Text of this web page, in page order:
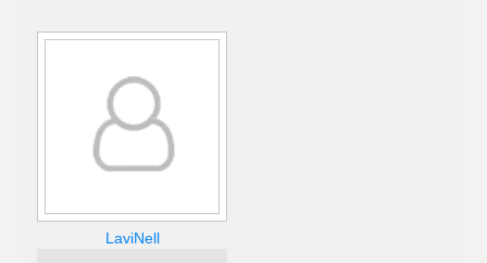
LaviNell